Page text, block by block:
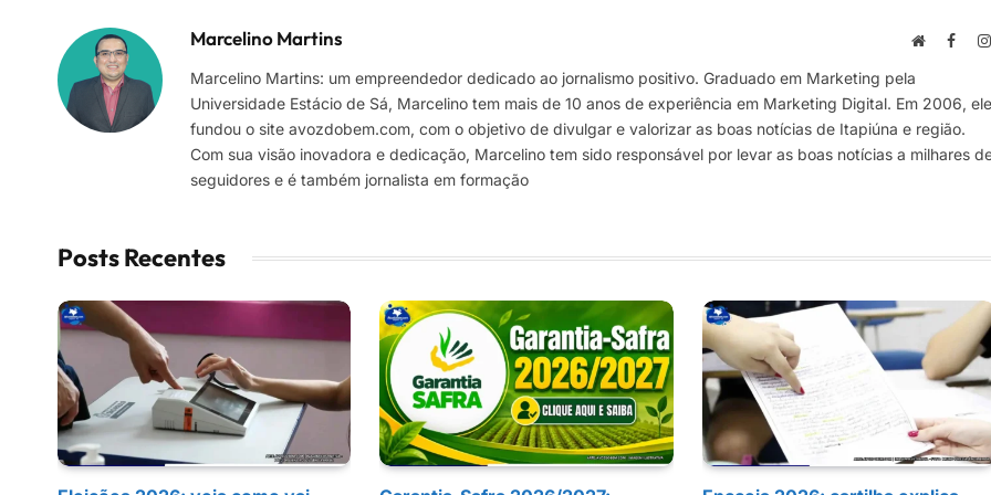
Marcelino Martins Site
Marcelino Martins: um empreendedor dedicado ao jornalismo positivo. Graduado em Marketing pela
Universidade Estácio de Sá, Marcelino tem mais de 10 anos de experiência em Marketing Digital. Em 2006, ele
fundou o site avozdobem.com, com o objetivo de divulgar e valorizar as boas notícias de Itapiúna e região.
Com sua visão inovadora e dedicação, Marcelino tem sido responsável por levar as boas notícias a milhares
seguidores e é também jornalista em formação
Posts Recentes